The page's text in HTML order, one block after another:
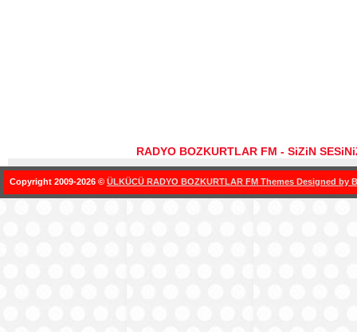
RADYO BOZKURTLAR FM - SiZiN
Copyright 2009-2026 © ÜLKÜCÜ RADYO BOZKURTLAR FM Themes Designed by